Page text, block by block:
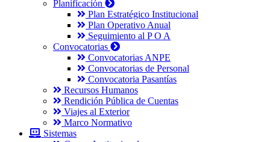
Planificación
Plan Estratégico Institucional
Plan Operativo Anual
Seguimiento al P O A
Convocatorias
Convocatorias ANPE
Convocatorias de Personal
Convocatoria Pasantías
Recursos Humanos
Rendición Pública de Cuentas
Viajes al Exterior
Marco Normativo
Sistemas